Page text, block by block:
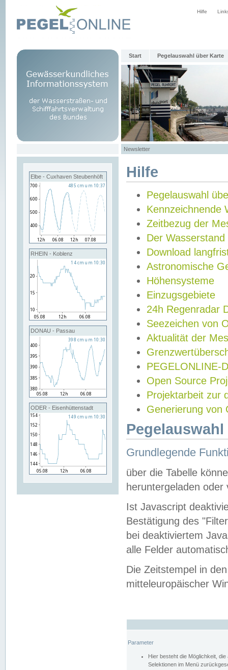
Hilfe
Start Pegelauswahl über Karte
Newsletter
Elbe - Cuxhaven Steubenhöft
RHEIN - Koblenz
DONAU - Passau
ODER - Eisenhüttenstadt
Hilfe
Pegelauswahl
Kennzeichnende
Zeitbezug der
Der Wasserstand
Download
Astronomische
Höhensysteme
Einzugsgebiete
24h Regenradar
Seezeichen von
Aktualität der
PEGELONLINE-
Open Source
Projektarbeit zur
Generierung von
Grundlegende
über die Tabelle
heruntergeladen oder
Ist Javascript
Bestätigung des
bei deaktiviertem
alle Felder
Die Zeitstempel in
mitteleuropäischer
Parameter
Hier besteht die Möglichkeit,
Selektionen im Menü